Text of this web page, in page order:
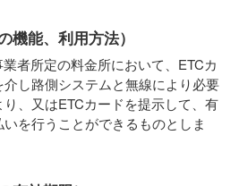
機能、利用方法）
者所定の料金所において、ETCカ
し路側システムと無線により必要
、又はETCカードを提示して、有
を行うことができるものとしま